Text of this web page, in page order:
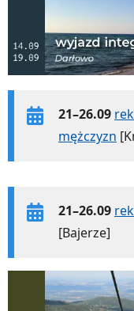
21–26.09
mężczyzn
21–26.09
[Bajerze]